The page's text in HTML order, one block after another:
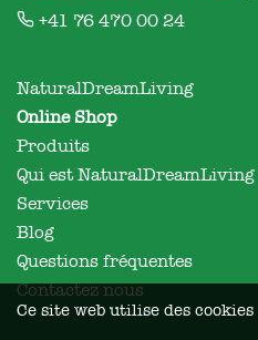
+41 76 470 00 24
NaturalDreamLiving
Online Shop
Produits
Qui est NaturalDreamLiving
Services
Blog
Questions fréquentes
Contactez nous
Ce site web utilise des cookies